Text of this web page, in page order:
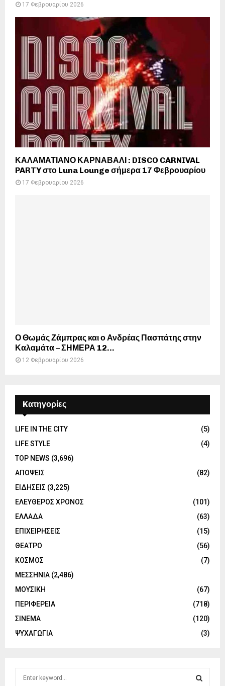
17 Φεβρουαρίου 2026
ΚΑΛΑΜΑΤΙΑΝΟ ΚΑΡΝΑΒΑΛΙ : DISCO CARNIVAL
PARTY στο Luna Lounge σήμερα 17 Φεβρουαρίου
17 Φεβρουαρίου 2026
Ο Θωμάς Ζάμπρας και ο Ανδρέας Πασπάτης στην
Καλαμάτα – ΣΗΜΕΡΑ 12...
12 Φεβρουαρίου 2026
Kατηγορίες
LIFE IN THE CITY
(5)
LIFE STYLE
(4)
TOP NEWS (3,696)
ΑΠΟΨΕΙΣ
(82)
ΕΙΔΗΣΕΙΣ (3,225)
ΕΛΕΥΘΕΡΟΣ ΧΡΟΝΟΣ
(101)
ΕΛΛΑΔΑ
(63)
ΕΠΙΧΕΙΡΗΣΕΙΣ
(15)
ΘΕΑΤΡΟ
(56)
ΚΟΣΜΟΣ
(7)
ΜΕΣΣΗΝΙΑ (2,486)
ΜΟΥΣΙΚΗ
(67)
ΠΕΡΙΦΕΡΕΙΑ
(718)
ΣΙΝΕΜΑ
(120)
ΨΥΧΑΓΩΓΙΑ
(3)